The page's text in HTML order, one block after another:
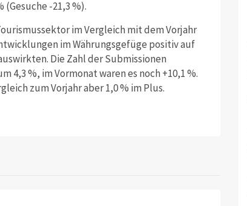
-21,3 %).
im Vergleich mit dem Vorjahr
im Währungsgefüge positiv auf
Die Zahl der Submissionen
4,3 %, im Vormonat waren es noch +10,1 %.
zum Vorjahr aber 1,0 % im Plus.